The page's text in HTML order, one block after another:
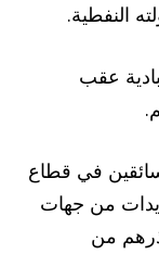
النفطية.
عقب
في قطاع
من جهات
من